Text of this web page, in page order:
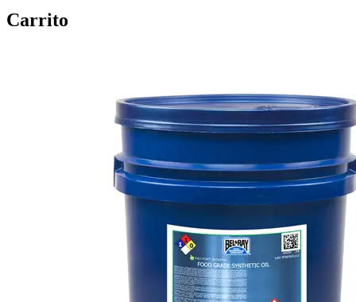
Carrito